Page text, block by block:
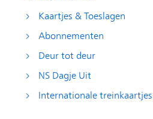
Kaartjes & Toeslagen
Abonnementen
Deur tot deur
NS Dagje Uit
Internationale treinkaartjes